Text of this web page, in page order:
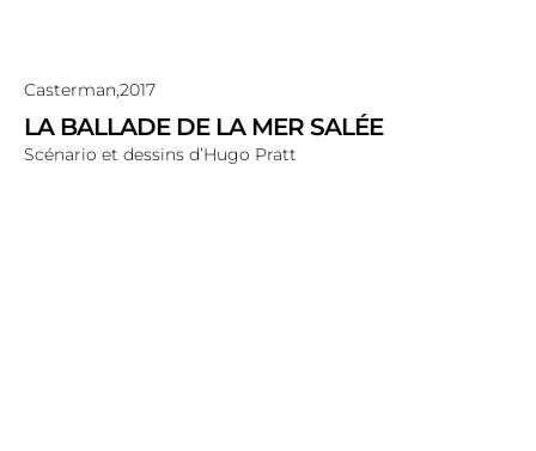
Casterman,2017
LA BALLADE DE LA MER SALÉE
Scénario et dessins d’Hugo Pratt